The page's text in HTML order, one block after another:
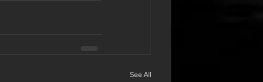
See All